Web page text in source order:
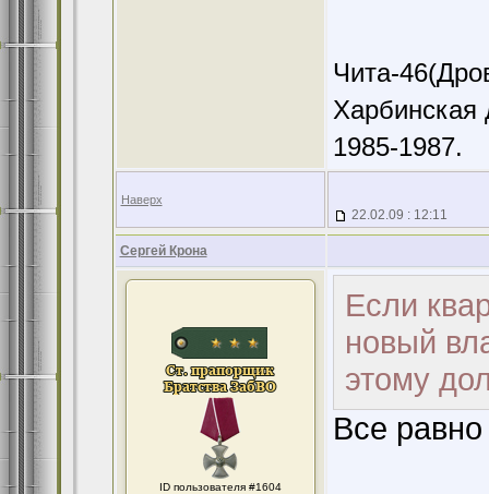
Чита-
Харбинская
1985-1987.
Наверх
22.02.09 : 12:11
Сергей Крона
ID пользователя #1604
Если
новый
этому
Все равно